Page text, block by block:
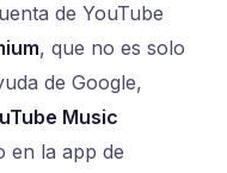
de YouTube
, que no es solo
de Google,
Music
en la app de